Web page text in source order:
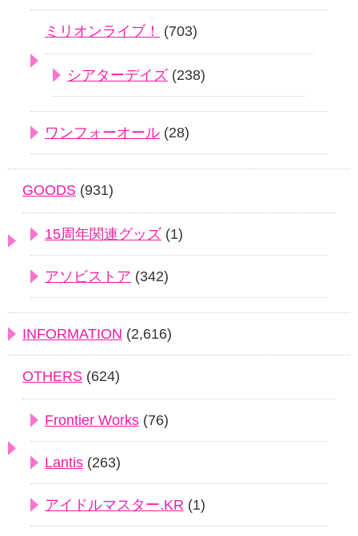
ミリオンライブ！ (703)
シアターデイズ (238)
ワンフォーオール (28)
GOODS (931)
15周年関連グッズ (1)
アソビストア (342)
INFORMATION (2,616)
OTHERS (624)
Frontier Works (76)
Lantis (263)
アイドルマスター.KR (1)